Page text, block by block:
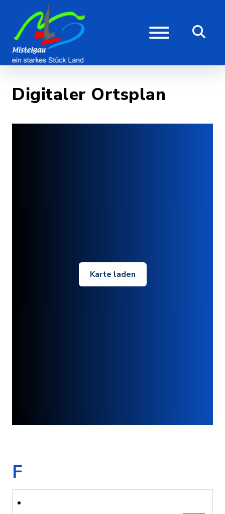
Digitaler Ortsplan
Karte laden
F